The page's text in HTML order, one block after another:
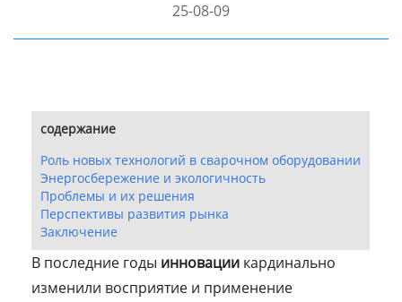
25-08-09
содержание
Роль новых технологий в сварочном оборудовании
Энергосбережение и экологичность
Проблемы и их решения
Перспективы развития рынка
Заключение
В последние годы инновации кардинально
изменили восприятие и применение